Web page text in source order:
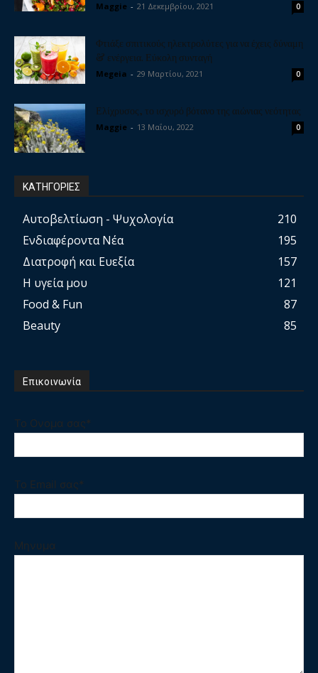
Maggie - 21 Δεκεμβρίου, 2021 0
Φτιάξε σπιτικούς ηλεκτρολύτες για να έχεις δύναμη
& ενέργεια. Εύκολη συνταγή
Megeia - 29 Μαρτίου, 2021 0
Ελίχρυσος, το ισχυρό βότανο της αιώνιας νεότητας
Maggie - 13 Μαΐου, 2022 0
ΚΑΤΗΓΟΡΙΕΣ
Αυτοβελτίωση - Ψυχολογία
210
Ενδιαφέροντα Νέα
195
Διατροφή και Ευεξία
157
Η υγεία μου
121
Food & Fun
87
Beauty
85
Επικοινωνία
Το Ονομα σας*
Το Email σας*
Μηνυμα